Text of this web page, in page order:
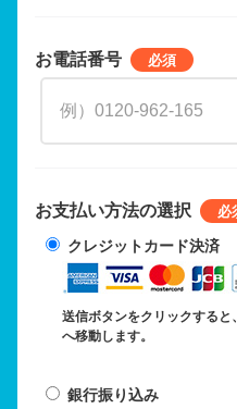
お電話番号
お支払い方法の選択
クレジットカード決済
送信ボタンをクリックする
へ移動します。
銀行振り込み